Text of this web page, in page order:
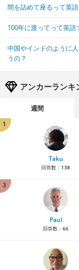
間を詰めて座るって英
100年に渡ってって英語
中国やインドのように
うの？
アンカーランキ
週間
1
Taku
回答数： 138
3
Paul
回答数： 66